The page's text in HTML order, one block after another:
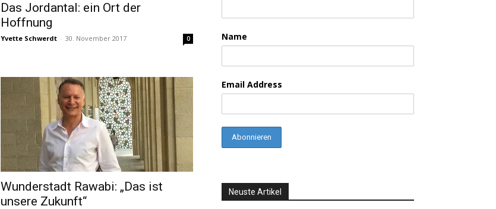
Das Jordantal: ein Ort der
Hoffnung
Yvette Schwerdt - 30. November 2017 0
Wunderstadt Rawabi: „Das ist
unsere Zukunft“
Name
Email Address
Neuste Artikel